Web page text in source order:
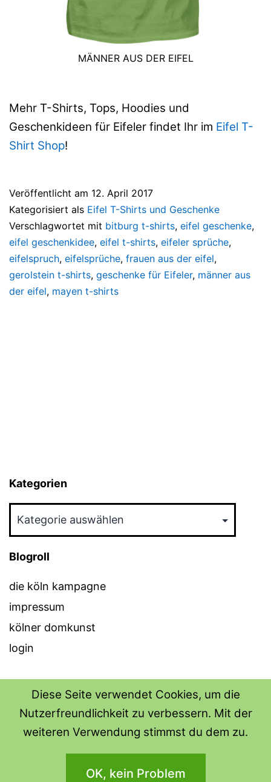
MÄNNER AUS DER EIFEL
Mehr T-Shirts, Tops, Hoodies und
Geschenkideen für Eifeler findet Ihr im Eifel T-
Shirt Shop!
Veröffentlicht am 12. April 2017
Kategorisiert als Eifel T-Shirts und Geschenke
Verschlagwortet mit bitburg t-shirts, eifel geschenke,
eifel geschenkidee, eifel t-shirts, eifeler sprüche,
eifelspruch, eifelsprüche, frauen aus der eifel,
gerolstein t-shirts, geschenke für Eifeler, männer aus
der eifel, mayen t-shirts
Kategorien
Blogroll
die köln kampagne
impressum
kölner domkunst
login
THE SHIRT SHOPS
Datenschutzerklärung
Stolz präsentiert vonWordPress.
Diese Seite verwendet Cookies, um die
Nutzerfreundlichkeit zu verbessern. Mit der
weiteren Verwendung stimmst du dem zu.
OK, kein Problem